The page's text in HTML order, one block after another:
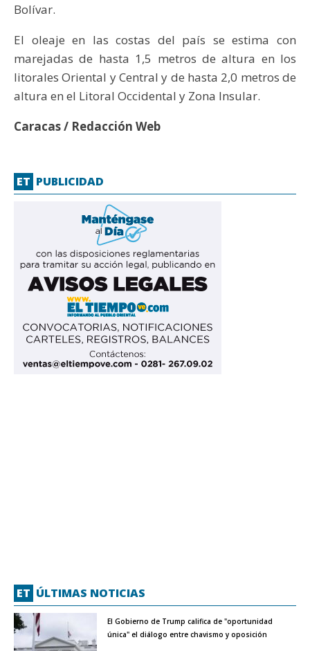
Bolívar.
El oleaje en las costas del país se estima con
marejadas de hasta 1,5 metros de altura en los
litorales Oriental y Central y de hasta 2,0 metros de
altura en el Litoral Occidental y Zona Insular.
Caracas / Redacción Web
ET PUBLICIDAD
ET ÚLTIMAS NOTICIAS
El Gobierno de Trump califica de "oportunidad
única" el diálogo entre chavismo y oposición